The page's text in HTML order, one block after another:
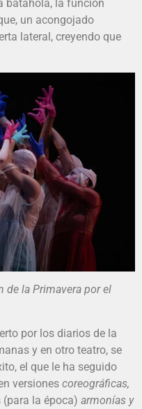
batahola, la función
un acongojado
lateral, creyendo que
la Primavera por el
por los diarios de la
y en otro teatro, se
el que le ha seguido
versiones coreográficas,
la época) armonías y